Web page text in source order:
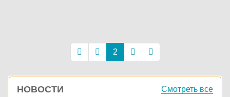
2
Боковая
НОВОСТИ Смотреть все